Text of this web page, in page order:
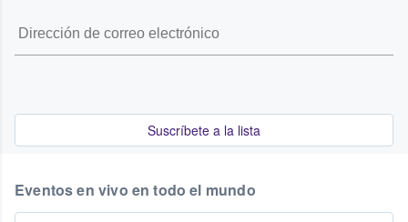
Suscríbete a la lista
Eventos en vivo en todo el mundo